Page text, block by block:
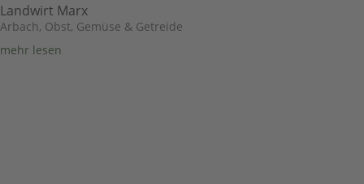
Landwirt Marx
Arbach, Obst, Gemüse & Getreide
mehr lesen